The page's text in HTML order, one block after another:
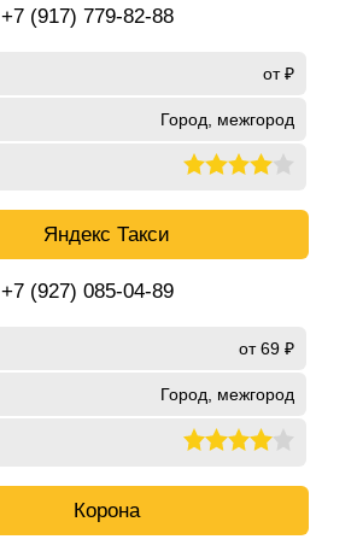
+7 (917) 779-82-88
от ₽
Город, межгород
Яндекс Такси
+7 (927) 085-04-89
от 69 ₽
Город, межгород
Корона